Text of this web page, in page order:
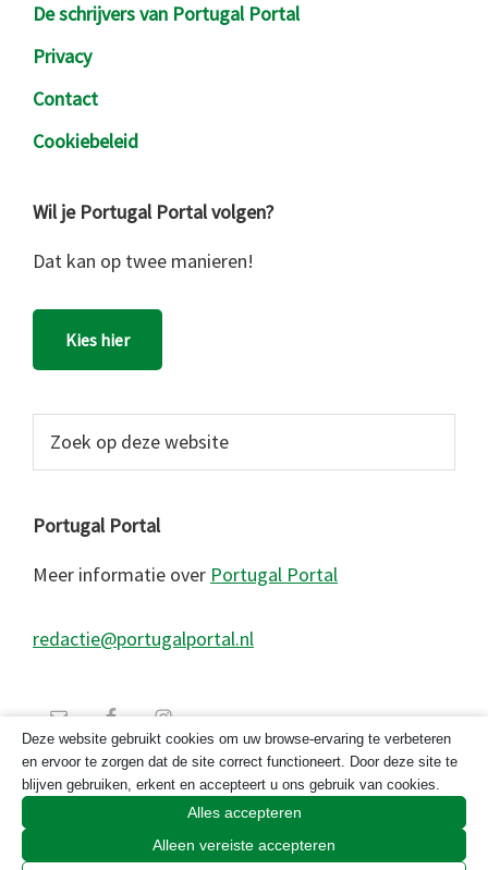
De schrijvers van Portugal Portal
Privacy
Contact
Cookiebeleid
Wil je Portugal Portal volgen?
Dat kan op twee manieren!
Kies hier
website
Portugal Portal
Meer informatie over Portugal Portal
redactie@portugalportal.nl
© 2026 Copyright Portugal Portal 2023
Deze website gebruikt cookies om uw browse-ervaring te verbeteren
en ervoor te zorgen dat de site correct functioneert. Door deze site te
blijven gebruiken, erkent en accepteert u ons gebruik van cookies.
Alles accepteren
Alleen vereiste accepteren